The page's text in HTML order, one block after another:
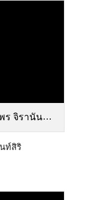
นันท์สิริ.pdf
ท์สิริ